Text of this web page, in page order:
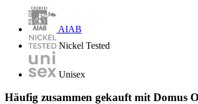
AIAB
Nickel Tested
Unisex
Häufig zusammen gekauft mit Domus